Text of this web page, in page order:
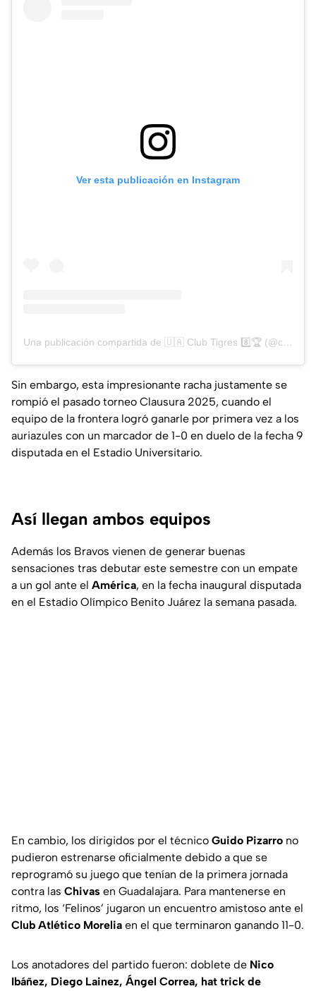
Ver esta publicación en Instagram
Una publicación compartida de 🇺🇦 Club Tigres 8️⃣🏆 (@clubtigres)
Sin embargo, esta impresionante racha justamente se
rompió el pasado torneo Clausura 2025, cuando el
equipo de la frontera logró ganarle por primera vez a los
auriazules con un marcador de 1-0 en duelo de la fecha 9
disputada en el Estadio Universitario.
Así llegan ambos equipos
Además los Bravos vienen de generar buenas
sensaciones tras debutar este semestre con un empate
a un gol ante el América, en la fecha inaugural disputada
en el Estadio Olímpico Benito Juárez la semana pasada.
En cambio, los dirigidos por el técnico Guido Pizarro no
pudieron estrenarse oficialmente debido a que se
reprogramó su juego que tenían de la primera jornada
contra las Chivas en Guadalajara. Para mantenerse en
ritmo, los ‘Felinos’ jugaron un encuentro amistoso ante el
Club Atlético Morelia en el que terminaron ganando 11-0.
Los anotadores del partido fueron: doblete de Nico
Ibáñez, Diego Lainez, Ángel Correa, hat trick de